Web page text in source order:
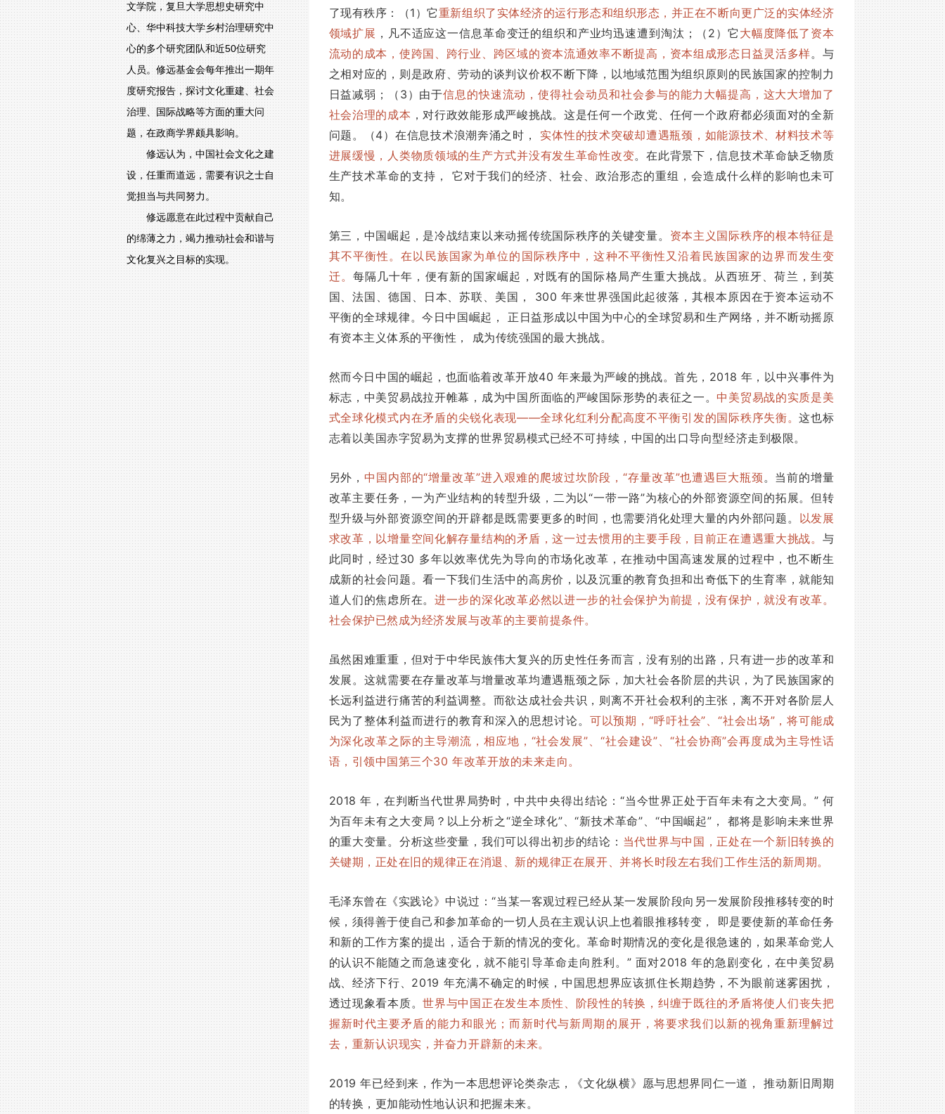
文学院，复旦大学思想史研究中
心、华中科技大学乡村治理研究中
心的多个研究团队和近50位研究
人员。修远基金会每年推出一期年
度研究报告，探讨文化重建、社会
治理、国际战略等方面的重大问
题，在政商学界颇具影响。
修远认为，中国社会文化之建
设，任重而道远，需要有识之士自
觉担当与共同努力。
修远愿意在此过程中贡献自己
的绵薄之力，竭力推动社会和谐与
文化复兴之目标的实现。
了现有秩序：（1）它重新组织了实体经济的运行形态和组织形态，并正在不断向更广泛的实体经济
领域扩展 ，凡不适应这一信息革命变迁的组织和产业均迅速遭到淘汰；（2）它 大幅度降低了资本
流动的成本，使跨国、跨行业、跨区域的资本流通效率不断提高，资本组成形态日益灵活多样。与
之相对应的，则是政府、劳动的谈判议价权不断下降，以地域范围为组织原则的民族国家的控制力
日益减弱；（3）由于信息的快速流动，使得社会动员和社会参与的能力大幅提高，这大大增加了
社会治理的成本 ，对行政效能形成严峻挑战。这是任何一个政党、任何一个政府都必须面对的全新
问题。（4）在信息技术浪潮奔涌之时， 实体性的技术突破却遭遇瓶颈，如能源技术、材料技术等
进展缓慢，人类物质领域的生产方式并没有发生革命性改变。在此背景下，信息技术革命缺乏物质
生产技术革命的支持， 它对于我们的经济、社会、政治形态的重组，会造成什么样的影响也未可
知。
第三，中国崛起，是冷战结束以来动摇传统国际秩序的关键变量。 资本主义国际秩序的根本特征是
其不平衡性。在以民族国家为单位的国际秩序中，这种不平衡性又沿着民族国家的边界而发生变
迁。 每隔几十年，便有新的国家崛起，对既有的国际格局产生重大挑战。从西班牙、荷兰，到英
国、法国、德国、日本、苏联、美国， 300 年来世界强国此起彼落，其根本原因在于资本运动不
平衡的全球规律。今日中国崛起， 正日益形成以中国为中心的全球贸易和生产网络，并不断动摇原
有资本主义体系的平衡性， 成为传统强国的最大挑战。
然而今日中国的崛起，也面临着改革开放40 年来最为严峻的挑战。首先，2018 年，以中兴事件为
标志，中美贸易战拉开帷幕，成为中国所面临的严峻国际形势的表征之一。 中美贸易战的实质是美
式全球化模式内在矛盾的尖锐化表现——全球化红利分配高度不平衡引发的国际秩序失衡。这也标
志着以美国赤字贸易为支撑的世界贸易模式已经不可持续，中国的出口导向型经济走到极限。
另外， 中国内部的“增量改革”进入艰难的爬坡过坎阶段，“存量改革”也遭遇巨大瓶颈。当前的增量
改革主要任务，一为产业结构的转型升级，二为以“一带一路”为核心的外部资源空间的拓展。但转
型升级与外部资源空间的开辟都是既需要更多的时间，也需要消化处理大量的内外部问题。 以发展
求改革，以增量空间化解存量结构的矛盾，这一过去惯用的主要手段，目前正在遭遇重大挑战。 与
此同时，经过30 多年以效率优先为导向的市场化改革，在推动中国高速发展的过程中，也不断生
成新的社会问题。看一下我们生活中的高房价，以及沉重的教育负担和出奇低下的生育率，就能知
道人们的焦虑所在。进一步的深化改革必然以进一步的社会保护为前提，没有保护，就没有改革。
社会保护已然成为经济发展与改革的主要前提条件。
虽然困难重重，但对于中华民族伟大复兴的历史性任务而言，没有别的出路，只有进一步的改革和
发展。这就需要在存量改革与增量改革均遭遇瓶颈之际，加大社会各阶层的共识，为了民族国家的
长远利益进行痛苦的利益调整。而欲达成社会共识，则离不开社会权利的主张，离不开对各阶层人
民为了整体利益而进行的教育和深入的思想讨论。 可以预期，“呼吁社会”、“社会出场”，将可能成
为深化改革之际的主导潮流，相应地，“社会发展”、“社会建设”、“社会协商”会再度成为主导性话
语，引领中国第三个30 年改革开放的未来走向。
2018 年，在判断当代世界局势时，中共中央得出结论：“当今世界正处于百年未有之大变局。” 何
为百年未有之大变局？以上分析之“逆全球化”、“新技术革命”、“中国崛起”， 都将是影响未来世界
的重大变量。分析这些变量，我们可以得出初步的结论： 当代世界与中国，正处在一个新旧转换的
关键期，正处在旧的规律正在消退、新的规律正在展开、并将长时段左右我们工作生活的新周期。
毛泽东曾在《实践论》中说过：“当某一客观过程已经从某一发展阶段向另一发展阶段推移转变的时
候，须得善于使自己和参加革命的一切人员在主观认识上也着眼推移转变， 即是要使新的革命任务
和新的工作方案的提出，适合于新的情况的变化。革命时期情况的变化是很急速的，如果革命党人
的认识不能随之而急速变化，就不能引导革命走向胜利。” 面对2018 年的急剧变化，在中美贸易
战、经济下行、2019 年充满不确定的时候，中国思想界应该抓住长期趋势，不为眼前迷雾困扰，
透过现象看本质。世界与中国正在发生本质性、阶段性的转换，纠缠于既往的矛盾将使人们丧失把
握新时代主要矛盾的能力和眼光；而新时代与新周期的展开，将要求我们以新的视角重新理解过
去，重新认识现实，并奋力开辟新的未来。
2019 年已经到来，作为一本思想评论类杂志，《文化纵横》愿与思想界同仁一道， 推动新旧周期
的转换，更加能动性地认识和把握未来。